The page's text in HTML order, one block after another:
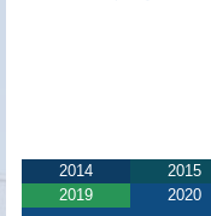
2014 2015
2019
2020